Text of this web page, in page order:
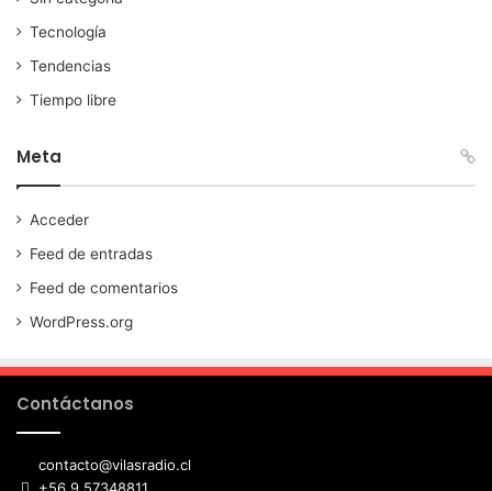
Tecnología
Tendencias
Tiempo libre
Meta
Acceder
Feed de entradas
Feed de comentarios
WordPress.org
Contáctanos
contacto@vilasradio.cl